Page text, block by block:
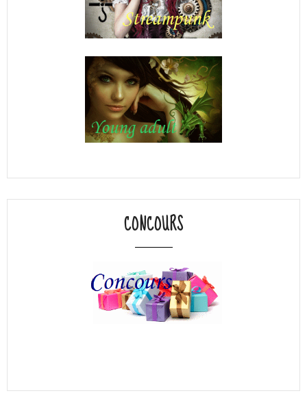
CONCOURS